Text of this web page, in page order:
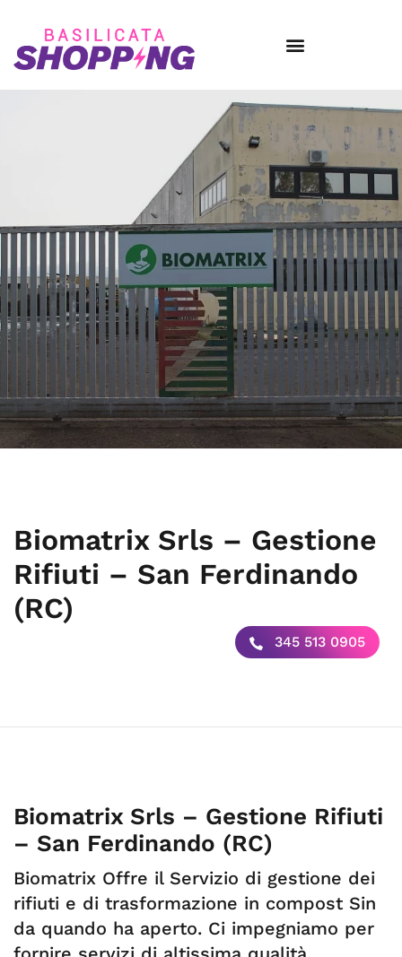
Biomatrix Srls – Gestione
Rifiuti – San Ferdinando
(RC)
345 513 0905
Biomatrix Srls – Gestione Rifiuti
– San Ferdinando (RC)
Biomatrix Offre il Servizio di gestione dei
rifiuti e di trasformazione in compost Sin
da quando ha aperto. Ci impegniamo per